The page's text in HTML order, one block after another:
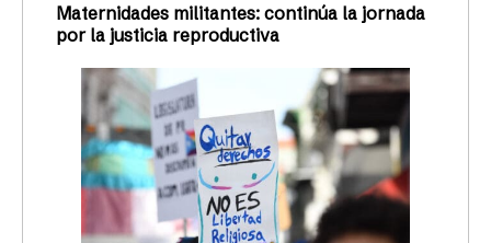
Maternidades militantes: continúa la jornada
por la justicia reproductiva